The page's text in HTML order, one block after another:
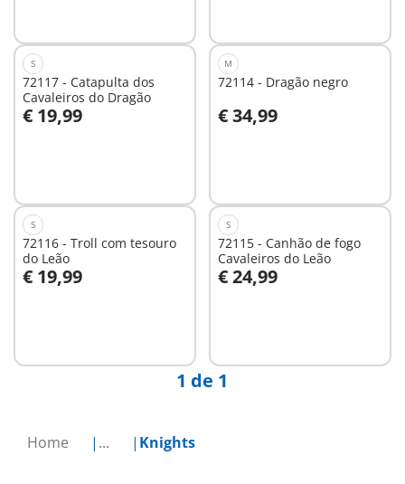
Home ... Knights
S
72117 - Catapulta dos
Cavaleiros do Dragão
€ 19,99
Ao carrinho
M
72114 - Dragão negro
€ 34,99
Ao carrinho
S
72116 - Troll com tesouro
do Leão
€ 19,99
Ao carrinho
S
72115 - Canhão de fogo
Cavaleiros do Leão
€ 24,99
1 de 1